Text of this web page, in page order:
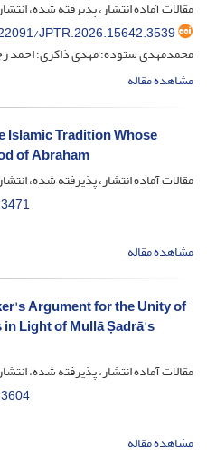
مقالات آماده انتشار، پذیرفته شده،
JPTR.2026.15642.3539
محمدمهدی ستوده؛ مهدی ذاکری؛ احمد
مشاهده مقاله
Islamic Tradition Whose
of Abraham
مقالات آماده انتشار، پذیرفته شده،
مشاهده مقاله
Argument for the Unity of
Light of Mullā Ṣadrā's
مقالات آماده انتشار، پذیرفته شده،
مشاهده مقاله